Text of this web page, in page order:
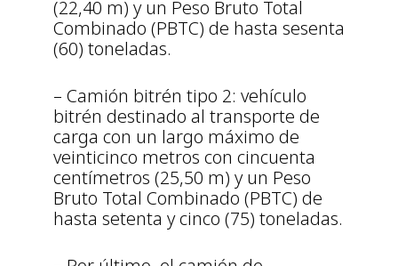
(22,40 m) y un Peso Bruto Total
Combinado (PBTC) de hasta sesenta
(60) toneladas.
– Camión bitrén tipo 2: vehículo
bitrén destinado al transporte de
carga con un largo máximo de
veinticinco metros con cincuenta
centímetros (25,50 m) y un Peso
Bruto Total Combinado (PBTC) de
hasta setenta y cinco (75) toneladas.